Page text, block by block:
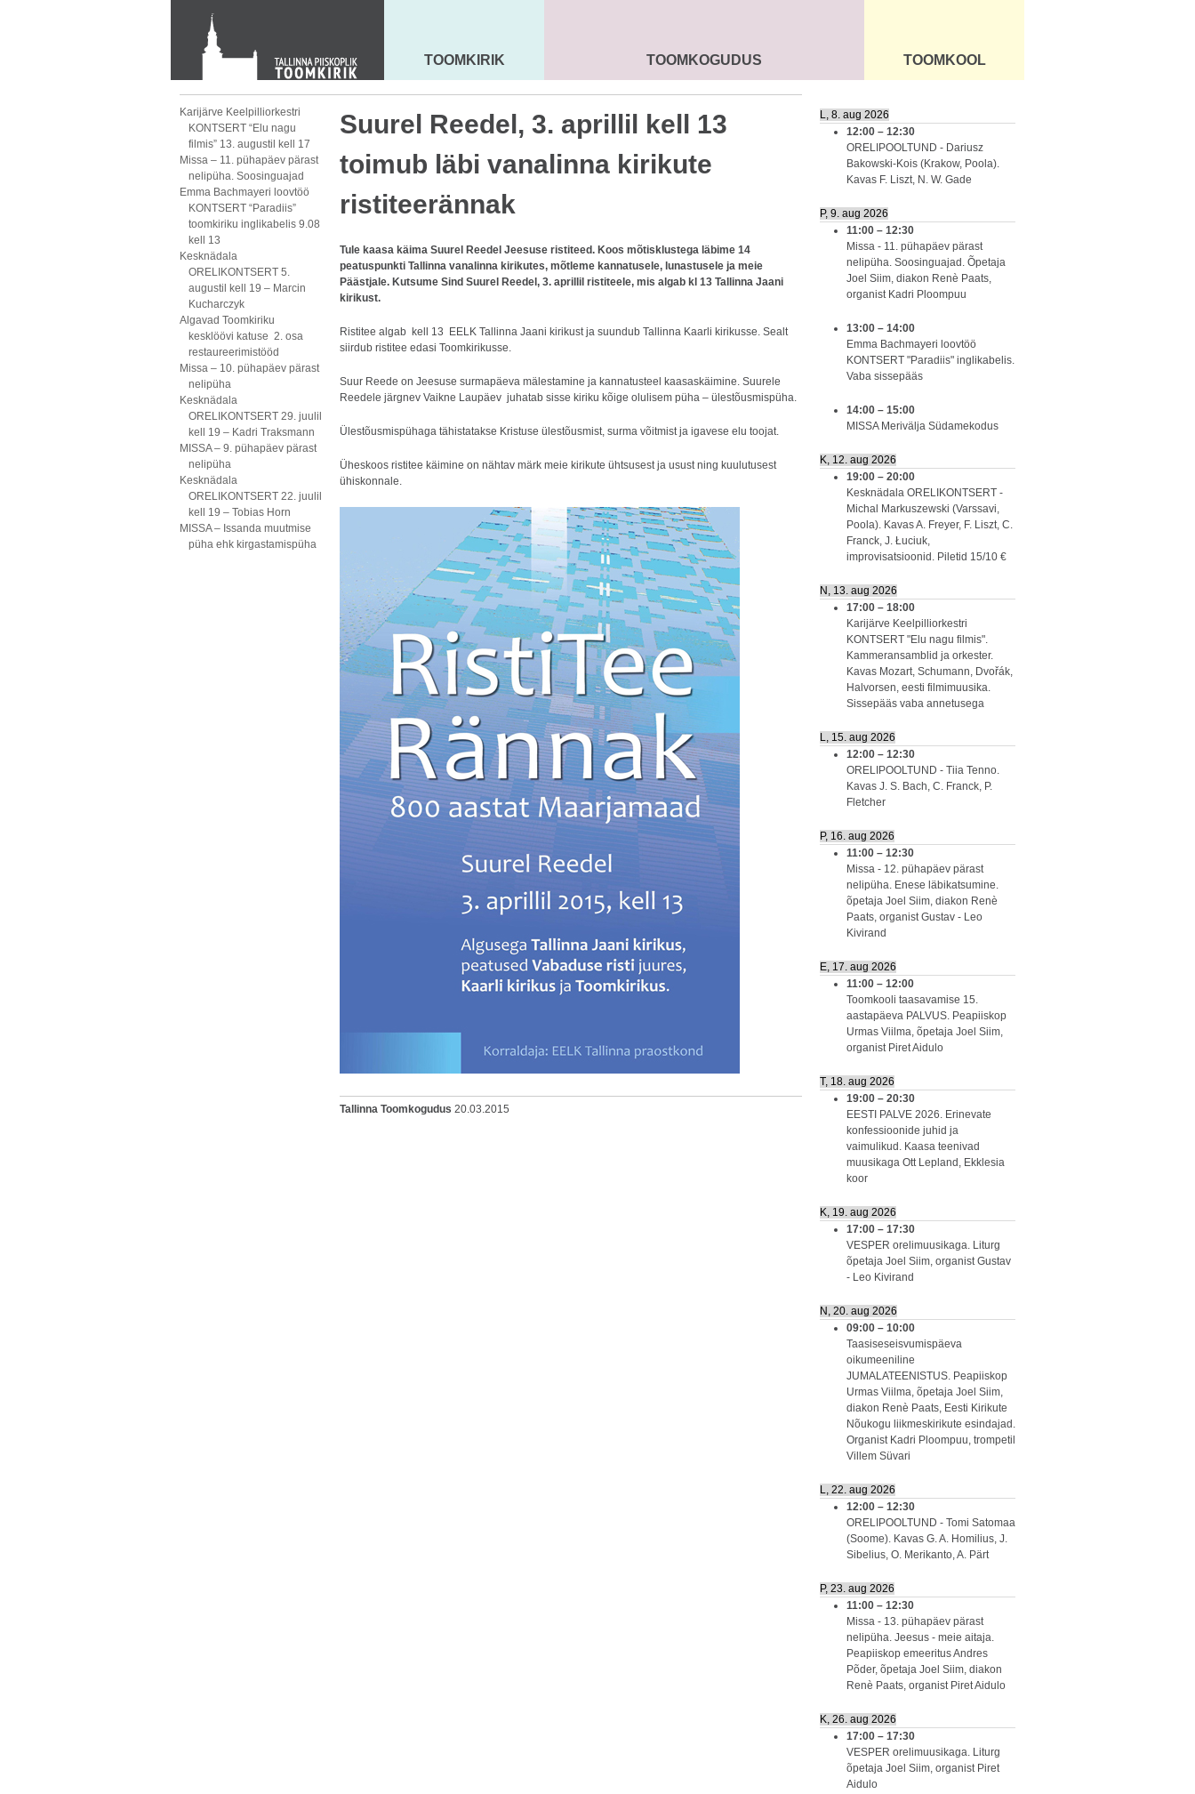
KONTAKT
Toom-Kooli 6, 10130 TALLINN
tallinna.toom@eelk.ee
MAARJA KIRIK
TOOMKIRIK SEENIORID KOGUDUS
TOOMKOGUDUS ÜLDINFO
TOOMKOOL
Karijärve Keelpilliorkestri
KONTSERT “Elu nagu
filmis” 13. augustil kell 17
Missa – 11. pühapäev pärast
nelipüha. Soosinguajad
Emma Bachmayeri loovtöö
KONTSERT “Paradiis”
toomkiriku inglikabelis 9.08
kell 13
Kesknädala
ORELIKONTSERT 5.
augustil kell 19 – Marcin
Kucharczyk
Algavad Toomkiriku
kesklöövi katuse 2. osa
restaureerimistööd
Missa – 10. pühapäev pärast
nelipüha
Kesknädala
ORELIKONTSERT 29. juulil
kell 19 – Kadri Traksmann
MISSA – 9. pühapäev pärast
nelipüha
Kesknädala
ORELIKONTSERT 22. juulil
kell 19 – Tobias Horn
MISSA – Issanda muutmise
püha ehk kirgastamispüha
Suurel Reedel, 3. aprillil kell 13
toimub läbi vanalinna kirikute
ristiteerännak
Tule kaasa käima Suurel Reedel Jeesuse ristiteed. Koos mõtisklustega läbime 14
peatuspunkti Tallinna vanalinna kirikutes, mõtleme kannatusele, lunastusele ja meie
Päästjale. Kutsume Sind Suurel Reedel, 3. aprillil ristiteele, mis algab kl 13 Tallinna Jaani
kirikust.
Ristitee algab kell 13 EELK Tallinna Jaani kirikust ja suundub Tallinna Kaarli kirikusse. Sealt
siirdub ristitee edasi Toomkirikusse.
Suur Reede on Jeesuse surmapäeva mälestamine ja kannatusteel kaasaskäimine. Suurele
Reedele järgnev Vaikne Laupäev juhatab sisse kiriku kõige olulisem püha – ülestõusmispüha.
Ülestõusmispühaga tähistatakse Kristuse ülestõusmist, surma võitmist ja igavese elu toojat.
Üheskoos ristitee käimine on nähtav märk meie kirikute ühtsusest ja usust ning kuulutusest
ühiskonnale.
Tallinna Toomkogudus 20.03.2015
L, 8. aug 2026
12:00 – 12:30
ORELIPOOLTUND - Dariusz
Bakowski-Kois (Krakow, Poola).
Kavas F. Liszt, N. W. Gade
P, 9. aug 2026
11:00 – 12:30
Missa - 11. pühapäev pärast
nelipüha. Soosinguajad. Õpetaja
Joel Siim, diakon Renè Paats,
organist Kadri Ploompuu
13:00 – 14:00
Emma Bachmayeri loovtöö
KONTSERT "Paradiis" inglikabelis.
Vaba sissepääs
14:00 – 15:00
MISSA Merivälja Südamekodus
K, 12. aug 2026
19:00 – 20:00
Kesknädala ORELIKONTSERT -
Michal Markuszewski (Varssavi,
Poola). Kavas A. Freyer, F. Liszt, C.
Franck, J. Łuciuk,
improvisatsioonid. Piletid 15/10 €
N, 13. aug 2026
17:00 – 18:00
Karijärve Keelpilliorkestri
KONTSERT "Elu nagu filmis".
Kammeransamblid ja orkester.
Kavas Mozart, Schumann, Dvořák,
Halvorsen, eesti filmimuusika.
Sissepääs vaba annetusega
L, 15. aug 2026
12:00 – 12:30
ORELIPOOLTUND - Tiia Tenno.
Kavas J. S. Bach, C. Franck, P.
Fletcher
P, 16. aug 2026
11:00 – 12:30
Missa - 12. pühapäev pärast
nelipüha. Enese läbikatsumine.
õpetaja Joel Siim, diakon Renè
Paats, organist Gustav - Leo
Kivirand
E, 17. aug 2026
11:00 – 12:00
Toomkooli taasavamise 15.
aastapäeva PALVUS. Peapiiskop
Urmas Viilma, õpetaja Joel Siim,
organist Piret Aidulo
T, 18. aug 2026
19:00 – 20:30
EESTI PALVE 2026. Erinevate
konfessioonide juhid ja
vaimulikud. Kaasa teenivad
muusikaga Ott Lepland, Ekklesia
koor
K, 19. aug 2026
17:00 – 17:30
VESPER orelimuusikaga. Liturg
õpetaja Joel Siim, organist Gustav
- Leo Kivirand
N, 20. aug 2026
09:00 – 10:00
Taasiseseisvumispäeva
oikumeeniline
JUMALATEENISTUS. Peapiiskop
Urmas Viilma, õpetaja Joel Siim,
diakon Renè Paats, Eesti Kirikute
Nõukogu liikmeskirikute esindajad.
Organist Kadri Ploompuu, trompetil
Villem Süvari
L, 22. aug 2026
12:00 – 12:30
ORELIPOOLTUND - Tomi Satomaa
(Soome). Kavas G. A. Homilius, J.
Sibelius, O. Merikanto, A. Pärt
P, 23. aug 2026
11:00 – 12:30
Missa - 13. pühapäev pärast
nelipüha. Jeesus - meie aitaja.
Peapiiskop emeeritus Andres
Põder, õpetaja Joel Siim, diakon
Renè Paats, organist Piret Aidulo
K, 26. aug 2026
17:00 – 17:30
VESPER orelimuusikaga. Liturg
õpetaja Joel Siim, organist Piret
Aidulo